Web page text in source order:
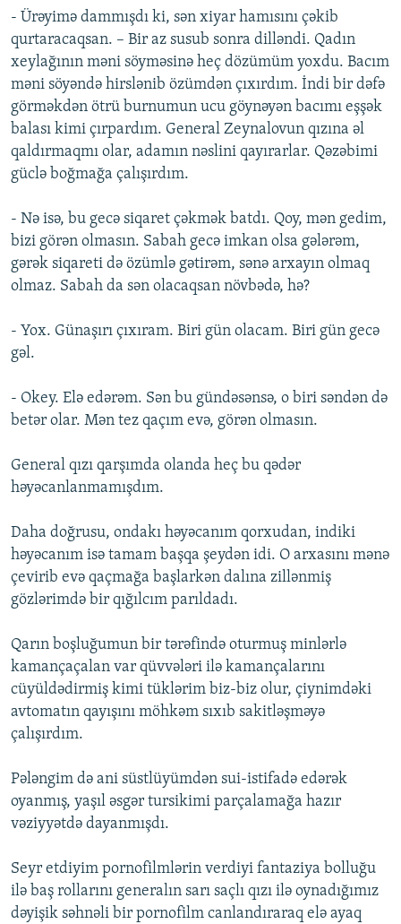
- Ürəyimə dammışdı ki, sən xiyar hamısını çəkib
qurtaracaqsan. – Bir az susub sonra dilləndi. Qadın
xeylağının məni söyməsinə heç dözümüm yoxdu. Bacım
məni söyəndə hirslənib özümdən çıxırdım. İndi bir dəfə
görməkdən ötrü burnumun ucu göynəyən bacımı eşşək
balası kimi çırpardım. General Zeynalovun qızına əl
qaldırmaqmı olar, adamın nəslini qayırarlar. Qəzəbimi
güclə boğmağa çalışırdım.
- Nə isə, bu gecə siqaret çəkmək batdı. Qoy, mən gedim,
bizi görən olmasın. Sabah gecə imkan olsa gələrəm,
gərək siqareti də özümlə gətirəm, sənə arxayın olmaq
olmaz. Sabah da sən olacaqsan növbədə, hə?
- Yox. Günaşırı çıxıram. Biri gün olacam. Biri gün gecə
gəl.
- Okey. Elə edərəm. Sən bu gündəsənsə, o biri səndən də
betər olar. Mən tez qaçım evə, görən olmasın.
General qızı qarşımda olanda heç bu qədər
həyəcanlanmamışdım.
Daha doğrusu, ondakı həyəcanım qorxudan, indiki
həyəcanım isə tamam başqa şeydən idi. O arxasını mənə
çevirib evə qaçmağa başlarkən dalına zillənmiş
gözlərimdə bir qığılcım parıldadı.
Qarın boşluğumun bir tərəfində oturmuş minlərlə
kamançaçalan var qüvvələri ilə kamançalarını
cüyüldədirmiş kimi tüklərim biz-biz olur, çiynimdəki
avtomatın qayışını möhkəm sıxıb sakitləşməyə
çalışırdım.
Pələngim də ani süstlüyümdən sui-istifadə edərək
oyanmış, yaşıl əsgər tursikimi parçalamağa hazır
vəziyyətdə dayanmışdı.
Seyr etdiyim pornofilmlərin verdiyi fantaziya bolluğu
ilə baş rollarını generalın sarı saçlı qızı ilə oynadığımız
dəyişik səhnəli bir pornofilm canlandıraraq elə ayaq